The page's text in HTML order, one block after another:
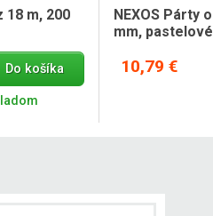
18 m, 200
Do košíka
NEXOS Párty
mm,
10,79 €